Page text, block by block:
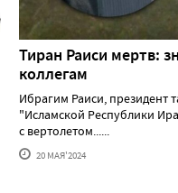
Тиран Раиси мертв:
коллегам
Ибрагим Раиси, президент
"Исламской Республики
с вертолетом......
20 МАЯ'2024